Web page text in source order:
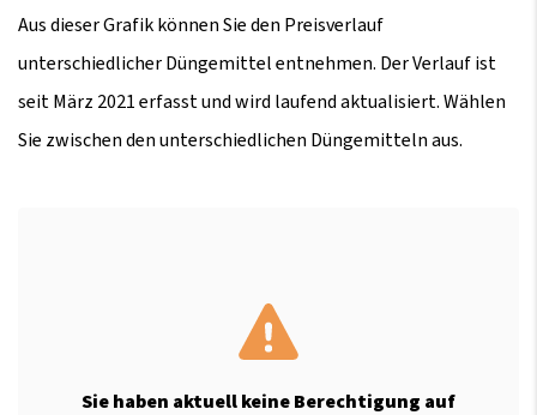
Aus dieser Grafik können Sie den Preisverlauf
unterschiedlicher Düngemittel entnehmen. Der Verlauf ist
seit März 2021 erfasst und wird laufend aktualisiert. Wählen
Sie zwischen den unterschiedlichen Düngemitteln aus.
Sie haben aktuell keine Berechtigung auf